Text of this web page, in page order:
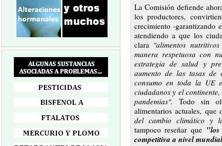
La Comisión defiende
los productores,
crecimiento -garantizando
atendiendo a que los
clara "alimentos
manera respetuosa con
estrategia de salud y
aumento de las tasas
consumo en toda la UE
ciudadanos y el
pandemias". Todo sin
alimentarios actuales,
del cambio climático y
tampoco reseñar que "los
competitiva a nivel